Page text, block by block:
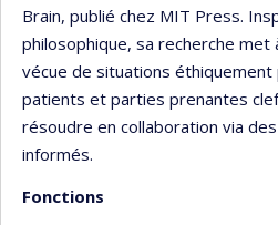
Brain, publié chez MIT Press.
philosophique, sa recherche met
vécue de situations
patients et parties prenantes
résoudre en collaboration via
informés.
Fonctions